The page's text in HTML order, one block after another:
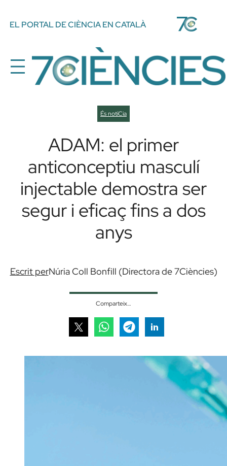
EL PORTAL DE CIÈNCIA EN CATALÀ
És notíCia
ADAM: el primer
anticonceptiu masculí
injectable demostra ser
segur i eficaç fins a dos
anys
Escrit perNúria Coll Bonfill (Directora de 7Ciències)
Comparteix…